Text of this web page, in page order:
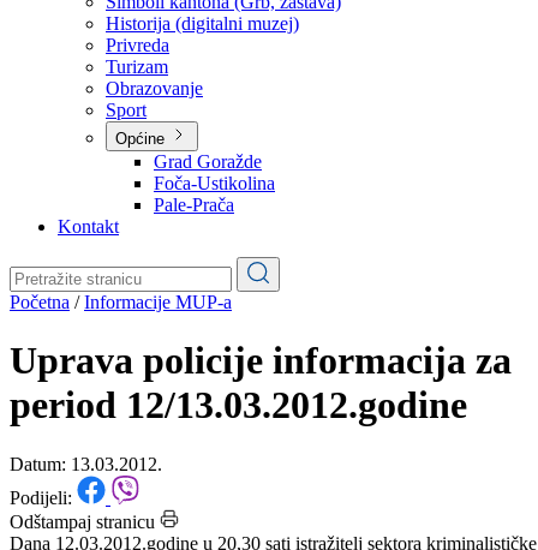
O kantonu
O kantonu
Simboli kantona (Grb, zastava)
Historija (digitalni muzej)
Privreda
Turizam
Obrazovanje
Općine
Pale-Prača
Kontakt
Početna/Informacije MUP-a
Uprava policije informacija za
period 12/13.03.2012.godine
Datum: 13.03.2012.